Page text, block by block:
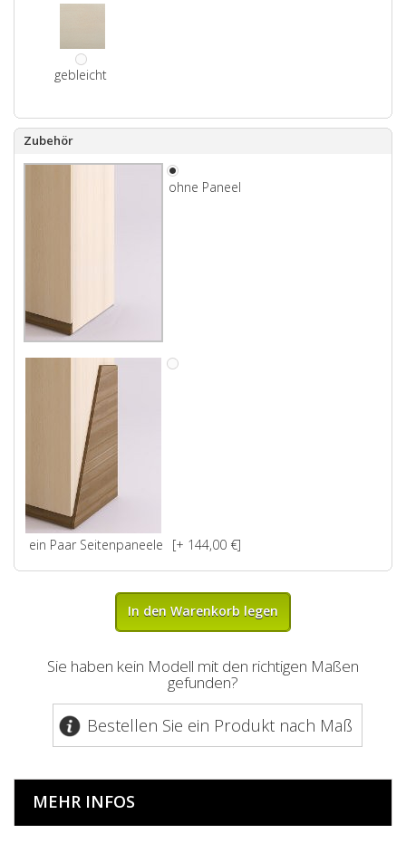
gebleicht
Zubehör
ohne Paneel
ein Paar Seitenpaneele [+ 144,00 €]
In den Warenkorb legen
Sie haben kein Modell mit den richtigen Maßen
gefunden?
Bestellen Sie ein Produkt nach Maß
MEHR INFOS